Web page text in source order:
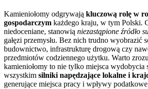
Kamieniołomy odgrywają kluczową rolę w
gospodarczym każdego kraju, w tym Polski.
niedoceniane, stanowią niezastąpione źródło
gałęzi przemysłu. Bez nich trudno wyobrazić
budownictwo, infrastrukturę drogową czy
przedmiotów codziennego użytku. Warto
kamieniołomy to nie tylko miejsca wydobycia
wszystkim silniki napędzające lokalne i
generujące miejsca pracy i wpływy